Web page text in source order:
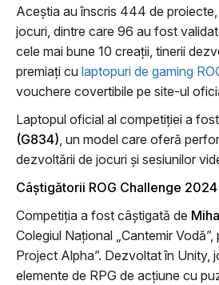
Aceștia au înscris 444 de
jocuri, dintre care 96 au fost
cele mai bune 10 creații, tinerii
premiați cu laptopuri de gaming
vouchere covertibile pe site-ul
Laptopul oficial al competiției a fost
(G834) , un model care oferă
dezvoltării de jocuri și sesiunilor
Câștigătorii ROG Challenge 2024
Competiția a fost câștigată de
Colegiul Național „Cantemir Vodă”,
Project Alpha”. Dezvoltat în Unity,
elemente de RPG de acțiune cu